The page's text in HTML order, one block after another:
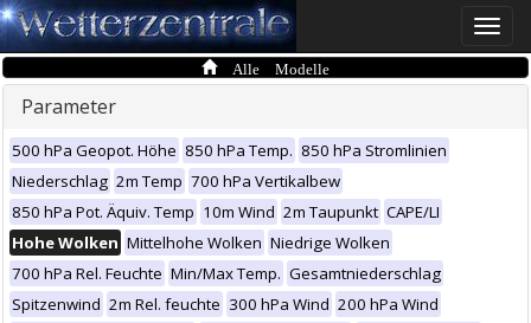
Toggle
Alle Modelle
Parameter
500 hPa Geopot. Höhe 850 hPa Temp. 850 hPa Stromlinien
Niederschlag 2m Temp 700 hPa Vertikalbew
850 hPa Pot. Äquiv. Temp 10m Wind 2m Taupunkt CAPE/LI
Hohe Wolken Mittelhohe Wolken Niedrige Wolken
700 hPa Rel. Feuchte Min/Max Temp. Gesamtniederschlag
Spitzenwind 2m Rel. feuchte 300 hPa Wind 200 hPa Wind